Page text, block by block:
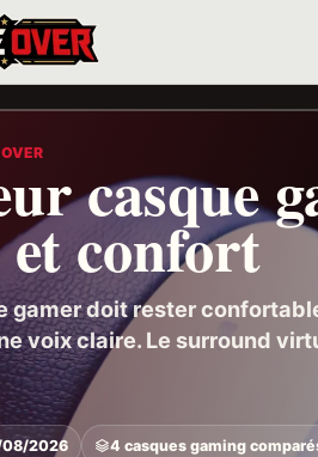
casque
confort
gamer doit rester
voix claire. Le surround
08/2026 4 casques gaming